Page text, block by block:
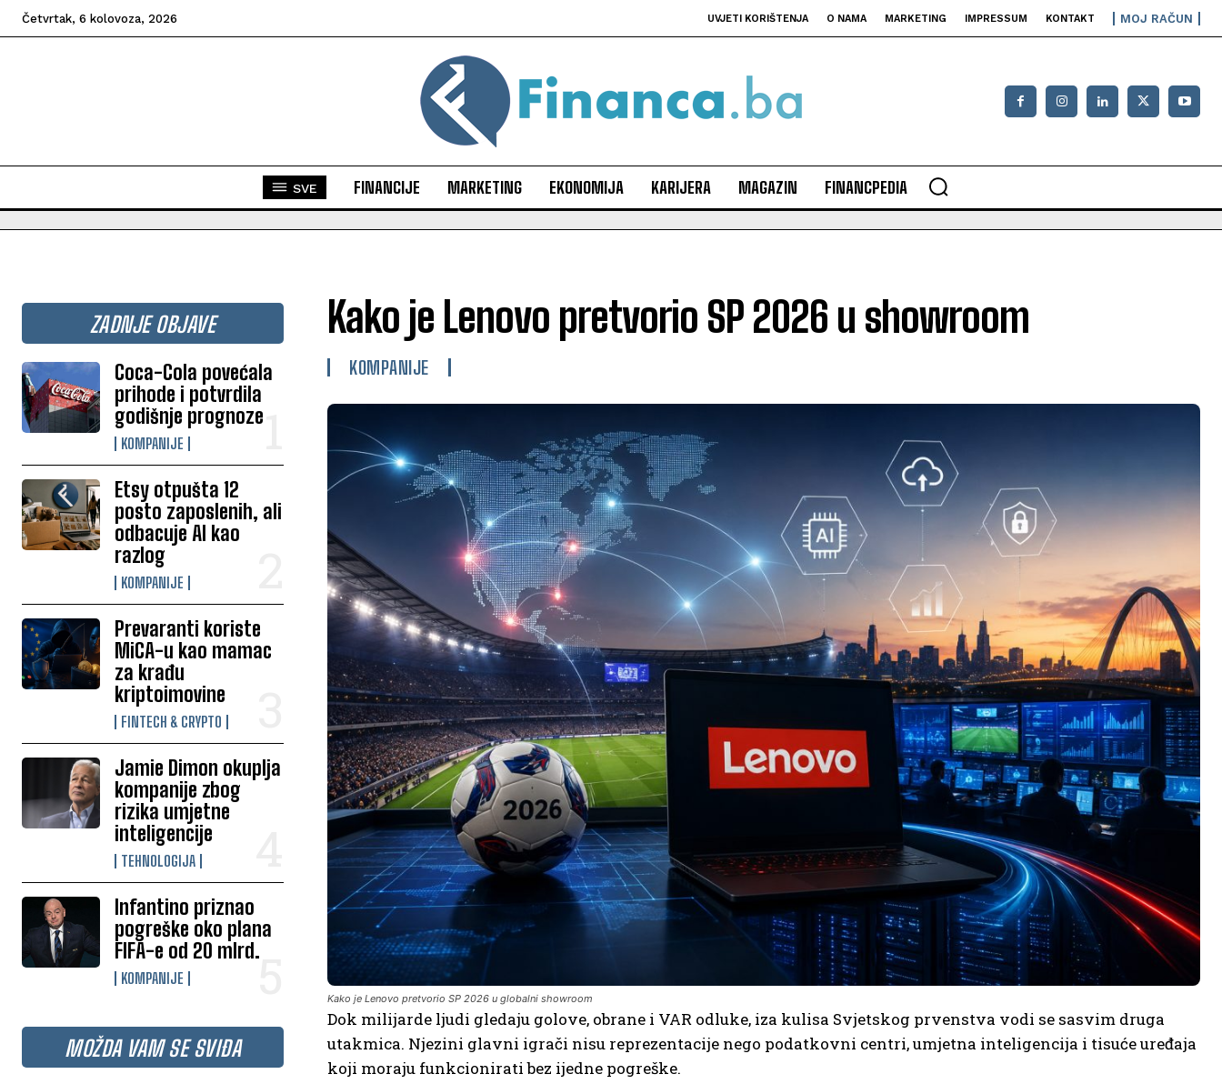
Četvrtak, 6 kolovoza, 2026 UVJETI KORIŠTENJA O NAMA MARKETING IMPRESSUM KONTAKT MOJ RAČUN
SVE FINANCIJE MARKETING EKONOMIJA KARIJERA MAGAZIN FINANCPEDIA
ZADNJE OBJAVE
Coca-Cola povećala
prihode i potvrdila
godišnje prognoze
KOMPANIJE
Etsy otpušta 12
posto zaposlenih, ali
odbacuje AI kao
razlog
KOMPANIJE
Prevaranti koriste
MiCA-u kao mamac
za krađu
kriptoimovine
FINTECH & CRYPTO
Jamie Dimon okuplja
kompanije zbog
rizika umjetne
inteligencije
TEHNOLOGIJA
Infantino priznao
pogreške oko plana
FIFA-e od 20 mlrd.
KOMPANIJE
MOŽDA VAM SE SVIĐA
Kako je Lenovo pretvorio SP 2026 u showroom
KOMPANIJE
Kako je Lenovo pretvorio SP 2026 u globalni showroom
Dok milijarde ljudi gledaju golove, obrane i VAR odluke, iza kulisa Svjetskog prvenstva vodi se sasvim druga
utakmica. Njezini glavni igrači nisu reprezentacije nego podatkovni centri, umjetna inteligencija i tisuće uređaja
koji moraju funkcionirati bez ijedne pogreške.